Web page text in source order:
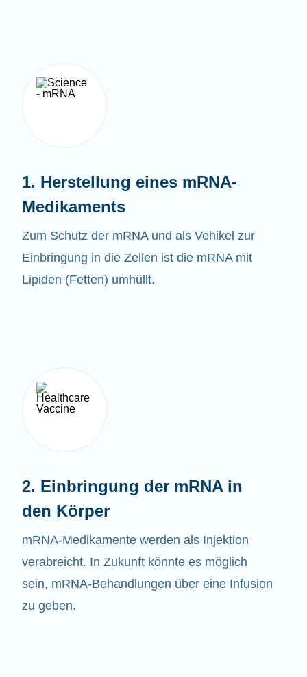
1. Herstellung eines mRNA-
Medikaments
Zum Schutz der mRNA und als Vehikel zur
Einbringung in die Zellen ist die mRNA mit
Lipiden (Fetten) umhüllt.
2. Einbringung der mRNA in
den Körper
mRNA-Medikamente werden als Injektion
verabreicht. In Zukunft könnte es möglich
sein, mRNA-Behandlungen über eine Infusion
zu geben.